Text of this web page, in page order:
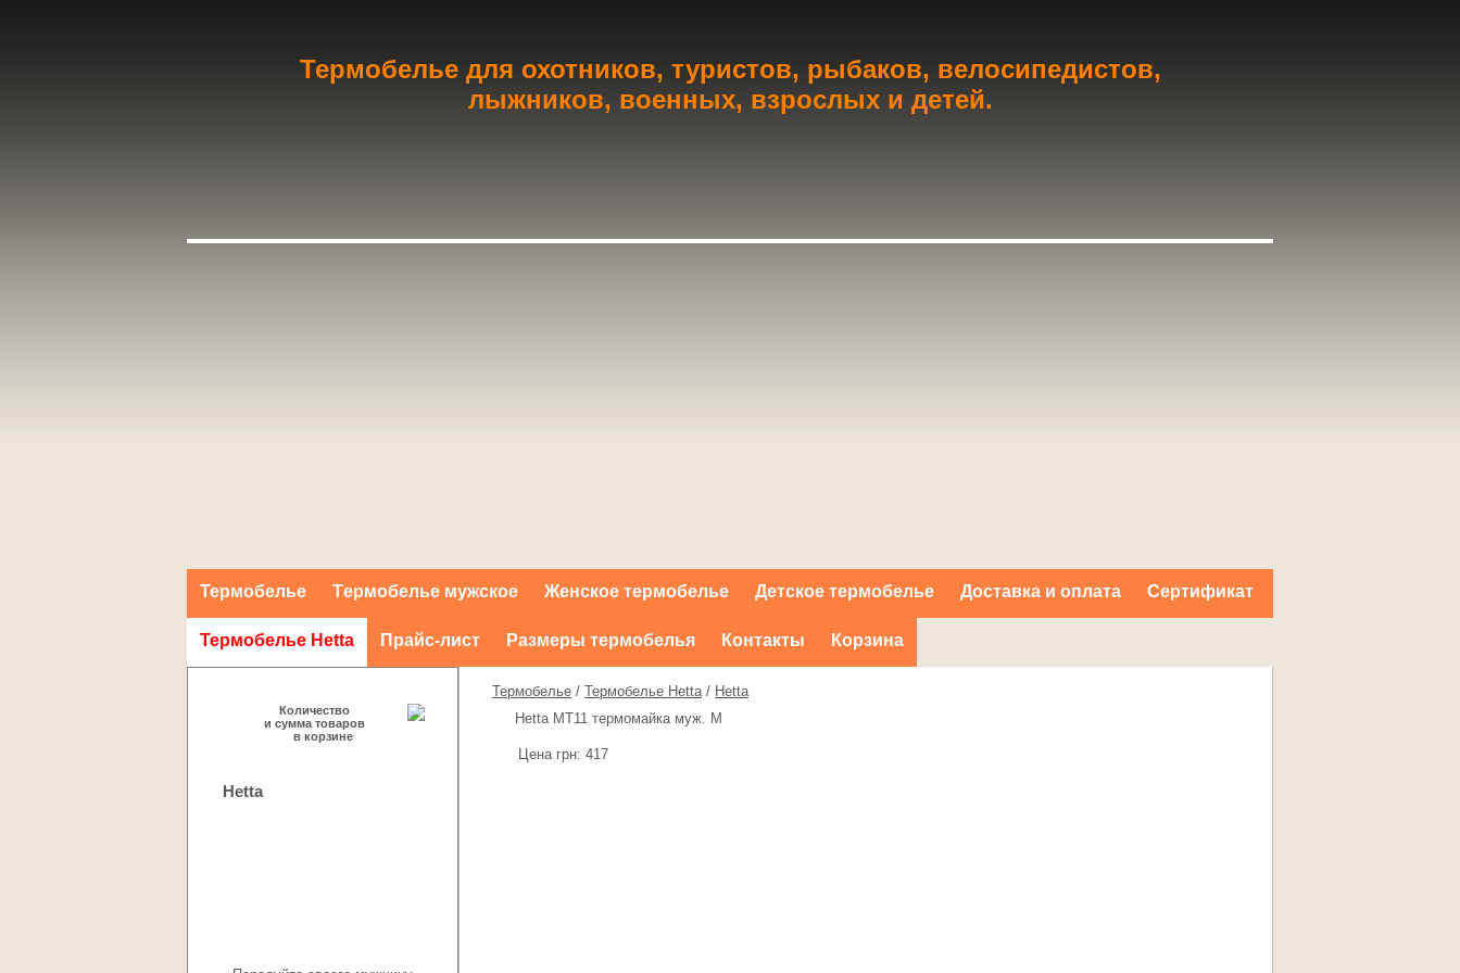
Термобелье для охотников, туристов, рыбаков, велосипедистов,
лыжников, военных, взрослых и детей.
Термобелье Tермобелье мужское Женское термобелье Детское термобелье Доставка и оплата Cертификат
Термобелье Hetta Прайс-лист Размеры термобелья Контакты Корзина
Количество
и сумма товаров
в корзине
Hetta
Термобелье / Термобелье Hetta/ Hetta
Hetta MT11 термомайка муж. M
Цена грн: 417